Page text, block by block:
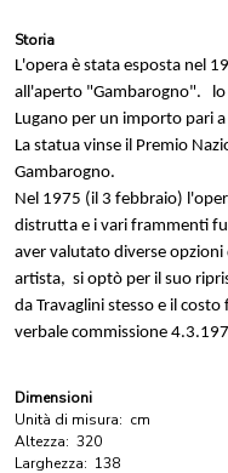
Storia
L'opera è stata esposta nel
all'aperto "Gambarogno". lo
Lugano per un importo pari
La statua vinse il Premio
Gambarogno.
Nel 1975 (il 3 febbraio)
distrutta e i vari frammenti
aver valutato diverse
artista, si optò per il suo
da Travaglini stesso e il costo
verbale commissione
Dimensioni
Unità di misura: cm
Altezza: 320
Larghezza: 138